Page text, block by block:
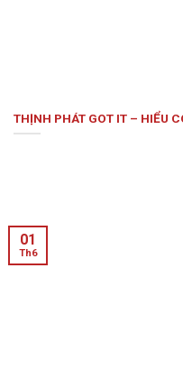
THỊNH PHÁT GOT IT – HIỂU
01
Th6